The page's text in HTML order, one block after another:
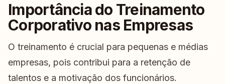
Importância do Treinamento
Corporativo nas Empresas
O treinamento é crucial para pequenas e médias
empresas, pois contribui para a retenção de
talentos e a motivação dos funcionários.